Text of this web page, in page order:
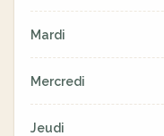
Mardi
Mercredi
Jeudi